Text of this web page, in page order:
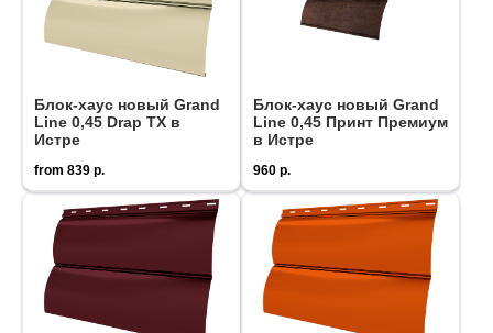
Блок-хаус новый Grand
Line 0,45 Drap ТХ в
Истре
from 839 р.
Блок-хаус новый Grand
Line 0,45 Принт Премиум
в Истре
960 р.